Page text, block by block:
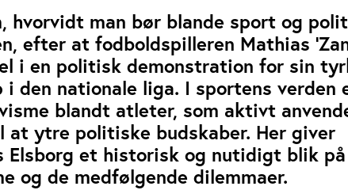
hvorvidt man bør blande sport og
efter at fodboldspilleren Mathias
i en politisk demonstration for sin
i den nationale liga. I sportens verden
blandt atleter, som aktivt
at ytre politiske budskaber. Her giver
Elsborg et historisk og nutidigt blik på
og de medfølgende dilemmaer.